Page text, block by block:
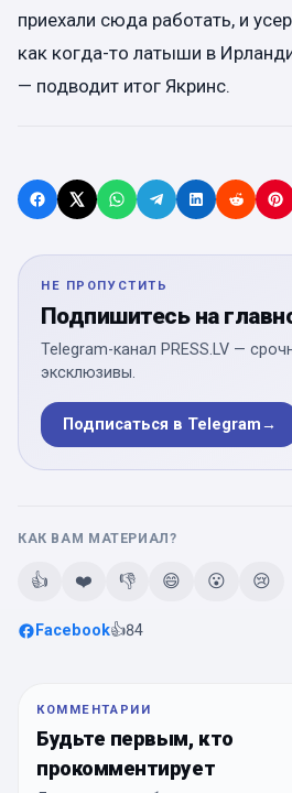
приехали сюда работать, и
как когда-то латыши в
— подводит итог Якринс.
НЕ ПРОПУСТИТЬ
Подпишитесь на
Telegram-канал PRESS.LV —
эксклюзивы.
Подписаться в Telegram→
КАК ВАМ МАТЕРИАЛ?
👍 ❤️ 👎 😄 😮 😢
Facebook👍84
КОММЕНТАРИИ
Будьте первым, кто
прокомментирует